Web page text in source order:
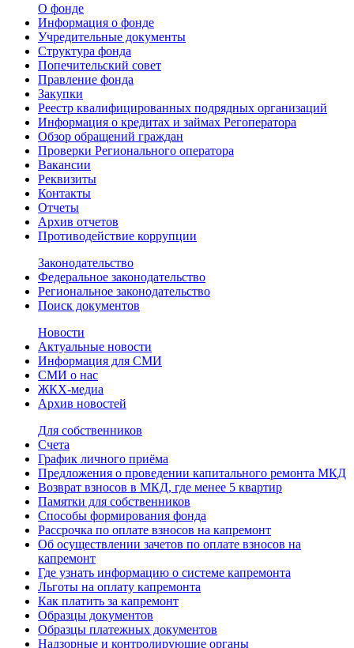
О фонде
Информация о фонде
Учредительные документы
Структура фонда
Попечительский совет
Правление фонда
Закупки
Реестр квалифицированных подрядных организаций
Информация о кредитах и займах Регоператора
Обзор обращений граждан
Проверки Регионального оператора
Вакансии
Реквизиты
Контакты
Отчеты
Архив отчетов
Противодействие коррупции
Законодательство
Федеральное законодательство
Региональное законодательство
Поиск документов
Новости
Актуальные новости
Информация для СМИ
СМИ о нас
ЖКХ-медиа
Архив новостей
Для собственников
Счета
График личного приёма
Предложения о проведении капитального ремонта МКД
Возврат взносов в МКД, где менее 5 квартир
Памятки для собственников
Способы формирования фонда
Рассрочка по оплате взносов на капремонт
Об осуществлении зачетов по оплате взносов на
капремонт
Где узнать информацию о системе капремонта
Льготы на оплату капремонта
Как платить за капремонт
Образцы документов
Образцы платежных документов
Надзорные и контролирующие органы